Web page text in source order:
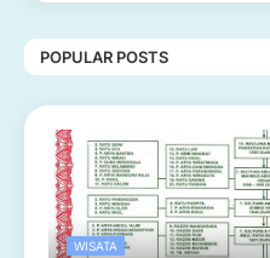
POPULAR POSTS
WISATA